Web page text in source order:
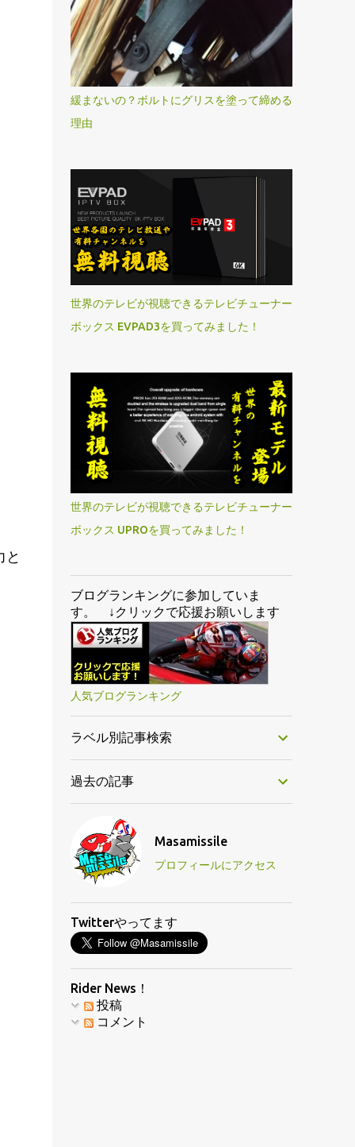
と
緩まないの？ボルトにグリスを塗って締める
理由
世界のテレビが視聴できるテレビチューナー
ボックス EVPAD3を買ってみました！
世界のテレビが視聴できるテレビチューナー
ボックス UPROを買ってみました！
ブログランキングに参加していま
す。 ↓クリックで応援お願いします
人気ブログランキング
ラベル別記事検索
過去の記事
Masamissile
プロフィールにアクセス
Twitterやってます
Rider News！
投稿
コメント